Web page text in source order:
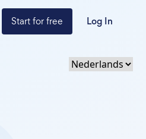
Start for free Log In